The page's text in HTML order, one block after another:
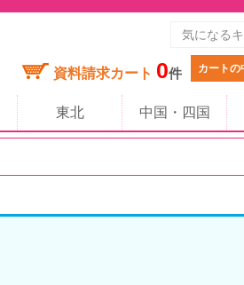
資料請求カート 0件 カートの
東北 中国・四国